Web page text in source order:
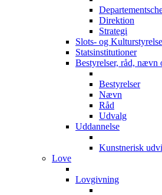
Direktion
Strategi
Slots- og
Statsinstitutioner
Bestyrelser, råd, nævn
Bestyrelser
Nævn
Råd
Udvalg
Uddannelse
Kunstnerisk
Love
Lovgivning